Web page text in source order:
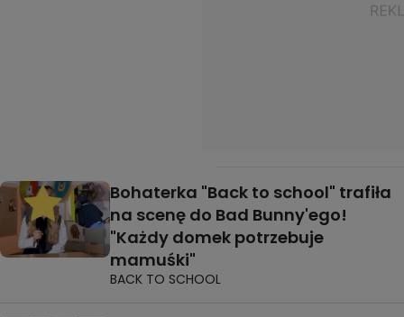
Bohaterka "Back to school" trafiła
na scenę do Bad Bunny'ego!
"Każdy domek potrzebuje
mamuśki"
BACK TO SCHOOL